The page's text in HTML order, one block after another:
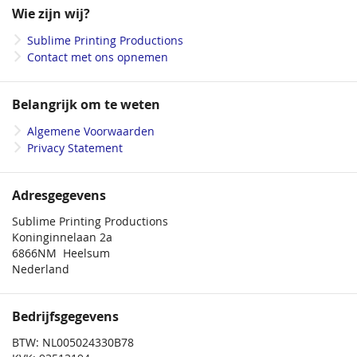
vierkant 350 cm
vierkant 300 cm
rond 300 cm
rond 400 cm
vierkant 400 cm
rond 250 cm
vierkant 200 cm
rond 180 cm
led-lighting
water tank
nieuwsbrief
Wie zijn wij?
Sublime Printing Productions
Contact met ons opnemen
Belangrijk om te weten
Algemene Voorwaarden
Privacy Statement
Adresgegevens
Sublime Printing Productions
Koninginnelaan 2a
6866NM Heelsum
Nederland
Bedrijfsgegevens
BTW: NL005024330B78